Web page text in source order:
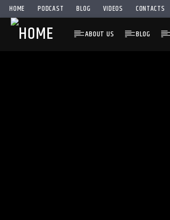
HOME PODCAST BLOG VIDEOS CONTACTS
ABOUT US BLOG